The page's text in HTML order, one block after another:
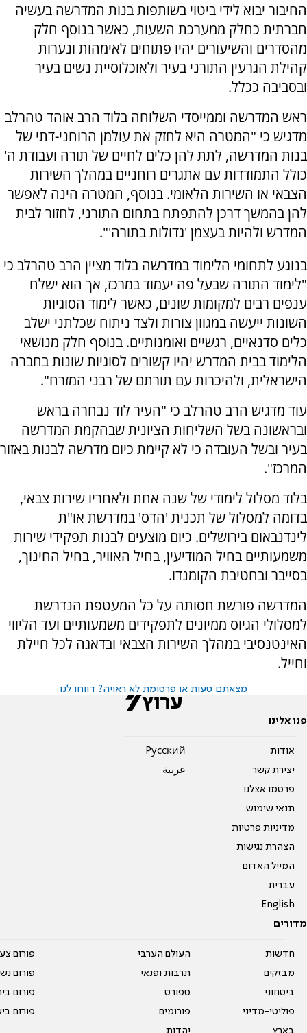
החיבור יבוא לידי ביטוי בשותפות בנות המדרשה בעשיה
חברתית כחלק ממערכת השעות, כאשר בנוסף חלק
מהסדרים והשיעורים יהיו פתוחים לאימהות ונערות
קהילת הגרעין התורני בעיר ולאוכלוסיית נשים בעיר
ובסביבה ככלל.
ראש המדרשה וממייסדי השלוחה בלוד הרב אוהד טהרלב
מדגיש כי "המטרה היא לחזק את עולמן הרוחני-דתי של
בנות המדרשה, לתת להן כלים לחיים של תורה ועבודת ה'
כולל התמודדות עם אתגרים רוחניים במהלך השירות
הצבאי או השירות הלאומי. בנוסף, המטרה הינה לאפשר
להן בהמשך דרכן להתפתח בתחום התורני, לחזור לבית
המדרש ולהיות בעצמן 'גדולות בתורה'".
בנוגע לתחומי הלימוד במדרשה בלוד מציין הרב טהרלב כי
"לימוד התורה שבעל פה יעמוד במרכז, אך הוא ישלח
ענפים רבים למקומות שונים, כאשר לימוד הסוגיות
השונות ייעשה במגוון צורות ולצד ניתוח שכלתני ישלב
כלים סדנאיים, רגשיים ואומנותיים. בנוסף חלק מנושאי
הלימוד בבית המדרש יהיו קשורים לסוגיות שונות בחברה
הישראלית, ולהיכרות עם תורתם של רבני המזרח".
עוד מדגיש הרב טהרלב כי "העיר לוד נבחרה בראש
ובראשונה בשל השליחות הציונית שבהקמת המדרשה
בעיר ובשל העובדה כי לא קיימת כיום מדרשה לבנות באזור
המרכז".
בלוד מסלול לימודי של שנה אחת ולאחריו שירות צבאי,
בדומה למסלול של תכנית 'הדס' במדרשת או"ת
לינדנבאום בירושלים. כיום מוצעים לבנות תפקידי שירות
משמעותיים בחיל המודיעין, בחיל האוויר, בחיל החינוך,
בסייבר ובחטיבת הקומנדו.
המדרשה פורשת חסותה על כל המעטפת הנדרשת
למסלולי הגיוס ממיונים לתפקידים משמעותיים ועד הליווי
האינטנסיבי במהלך השירות הצבאי ובדאגה לכל חיילת
וחייל.
מצאתם טעות או פרסומת לא ראויה? דווחו לנו
פנו אלינו
אודות
יצירת קשר
פרסמו אצלנו
תנאי שימוש
מדיניות פרטיות
הצהרת נגישות
המייל האדום
עברית
English
Pусский
عربية
מדורים
חדשות
מבזקים
ביטחוני
פוליטי-מדיני
בארץ
העולם הערבי
תרבות ופנאי
ספורט
פורומים
יהדות
פורום
פורום
פורום
פורום